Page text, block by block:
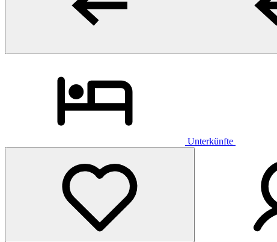
Unterkünfte